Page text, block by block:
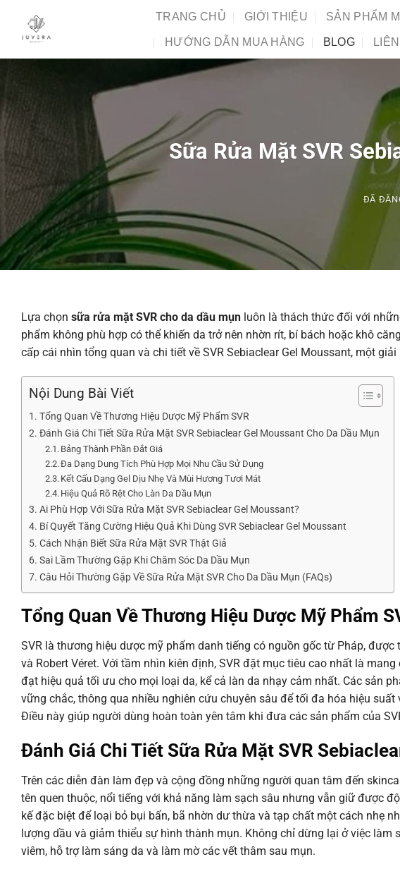
dung
TRANG CHỦ GIỚI THIỆU SẢN PHẨM
HƯỚNG DẪN MUA HÀNG BLOG
Sữa Rửa Mặt SVR
ĐÃ
Lựa chọn sữa rửa mặt SVR cho da dầu mụn luôn là thách thức đối với
phẩm không phù hợp có thể khiến da trở nên nhờn rít, bí bách hoặc khô
cấp cái nhìn tổng quan và chi tiết về SVR Sebiaclear Gel Moussant, một
Nội Dung Bài Viết
Tổng Quan Về Thương Hiệu Dược Mỹ Phẩm SVR
Đánh Giá Chi Tiết Sữa Rửa Mặt SVR Sebiaclear Gel Moussant Cho Da Dầu Mụn
Bảng Thành Phần Đắt Giá
Đa Dạng Dung Tích Phù Hợp Mọi Nhu Cầu Sử Dụng
Kết Cấu Dạng Gel Dịu Nhẹ Và Mùi Hương Tươi Mát
Hiệu Quả Rõ Rệt Cho Làn Da Dầu Mụn
Ai Phù Hợp Với Sữa Rửa Mặt SVR Sebiaclear Gel Moussant?
Bí Quyết Tăng Cường Hiệu Quả Khi Dùng SVR Sebiaclear Gel Moussant
Cách Nhận Biết Sữa Rửa Mặt SVR Thật Giả
Sai Lầm Thường Gặp Khi Chăm Sóc Da Dầu Mụn
Câu Hỏi Thường Gặp Về Sữa Rửa Mặt SVR Cho Da Dầu Mụn (FAQs)
Tổng Quan Về Thương Hiệu Dược Mỹ Phẩm
SVR là thương hiệu dược mỹ phẩm danh tiếng có nguồn gốc từ Pháp,
và Robert Véret. Với tầm nhìn kiên định, SVR đặt mục tiêu cao nhất là
đạt hiệu quả tối ưu cho mọi loại da, kể cả làn da nhạy cảm nhất. Các sản
vững chắc, thông qua nhiều nghiên cứu chuyên sâu để tối đa hóa hiệu
Điều này giúp người dùng hoàn toàn yên tâm khi đưa các sản phẩm của
Đánh Giá Chi Tiết Sữa Rửa Mặt SVR
Trên các diễn đàn làm đẹp và cộng đồng những người quan tâm đến
tên quen thuộc, nổi tiếng với khả năng làm sạch sâu nhưng vẫn giữ được
kế đặc biệt để loại bỏ bụi bẩn, bã nhờn dư thừa và tạp chất một cách nhẹ
lượng dầu và giảm thiểu sự hình thành mụn. Không chỉ dừng lại ở việc làm
viêm, hỗ trợ làm sáng da và làm mờ các vết thâm sau mụn.